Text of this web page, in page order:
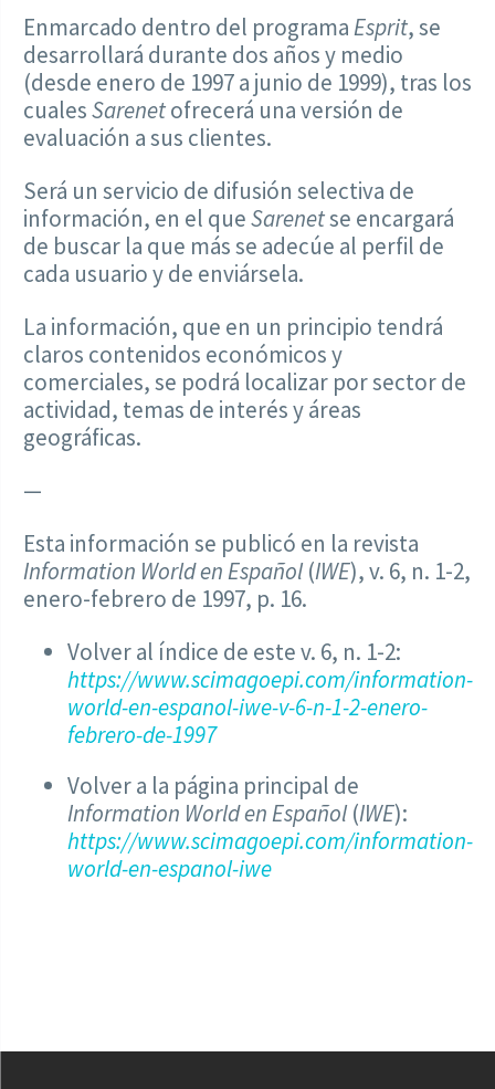
Enmarcado dentro del programaEsprit, se
desarrollará durante dos años y medio
(desde enero de 1997 a junio de 1999), tras los
cualesSarenetofrecerá una versión de
evaluación a sus clientes.
Será un servicio de difusión selectiva de
información, en el queSarenetse encargará
de buscar la que más se adecúe al perfil de
cada usuario y de enviársela.
La información, que en un principio tendrá
claros contenidos económicos y
comerciales, se podrá localizar por sector de
actividad, temas de interés y áreas
geográficas.
—
Esta información se publicó en la revista
Information World en Español (IWE), v. 6, n. 1-2,
enero-febrero de 1997, p. 16.
Volver al índice de este v. 6, n. 1-2:
https://www.scimagoepi.com/information-
world-en-espanol-iwe-v-6-n-1-2-enero-
febrero-de-1997
Volver a la página principal de
Information World en Español (IWE):
https://www.scimagoepi.com/information-
world-en-espanol-iwe